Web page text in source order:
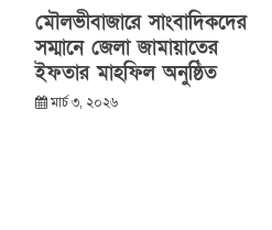
মৌলভীবাজারে সাংবাদিকদের
সম্মানে জেলা জামায়াতের
ইফতার মাহফিল অনুষ্ঠিত
মার্চ ৩, ২০২৬